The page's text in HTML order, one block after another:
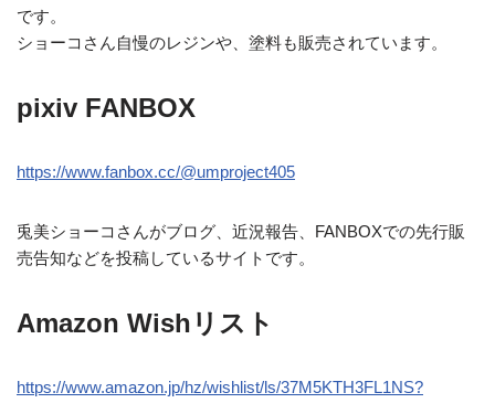
です。
ショーコさん自慢のレジンや、塗料も販売されています。
pixiv FANBOX
https://www.fanbox.cc/@umproject405
兎美ショーコさんがブログ、近況報告、FANBOXでの先行販
売告知などを投稿しているサイトです。
Amazon Wishリスト
https://www.amazon.jp/hz/wishlist/ls/37M5KTH3FL1NS?